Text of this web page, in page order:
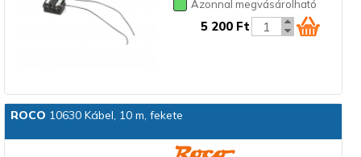
Azonnal megvásárolható
5 200 Ft
ROCO 10630 Kábel, 10 m, fekete